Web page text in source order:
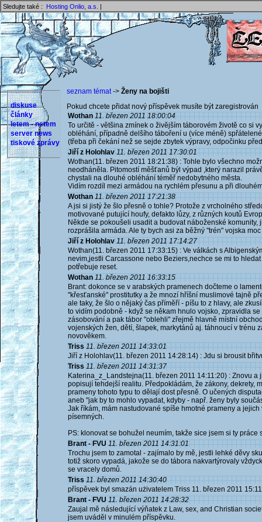
Sledujte také : Hosting Onlio, a.s. |
diskuse
články
letem - netem
server news
tiskové zprávy
seznam témat-> Ženy na bojišti
Pokud chcete přidat nový příspěvek musíte být
Wothan 11. březen 2011 18:00:04
To určitě - většina zmínek o živějším táborovém životě co si
obléhání, případně delšího táboření u (více méně)
(třeba při čekání než se sejde zbytek výpravy, odpočinku
Jiří z Holohlav 11. březen 2011 17:30:01
Wothan(11. březen 2011 18:21:38) : Tohle bylo všechno
neodháněla. Pitomostí měšťanů býl výpad ,který narazil
chystali na dlouhé obléhání téměř nedobytného města.
Vidím rozdíl mezi armádou na rychlém přesunu a při
Wothan 11. březen 2011 17:21:38
A jsi si jistý že šlo přesně o tohle? Protože z vrcholného
motivované putující houfy, defakto lůzy, z různých koutů
Někde se pokoušeli usadit a budovat náboženské
rozprášila armáda. Ale ty bych asi za běžný "trén" vojska
Jiří z Holohlav 11. březen 2011 17:14:27
Wothan(11. březen 2011 17:33:15) : Ve válkách s
nevim,jestli Carcassone nebo Beziers,nechce se mi to
potřebuje reset.
Wothan 11. březen 2011 16:33:15
Brant: dokonce se v arabských pramenech dočteme o
"křesťanské" prostitutky a že mnozí hříšní muslimové tajně
ale taky, že šlo o nějaký čas příměří - píšu to z hlavy, ale
to vidím podobně - když se někam hnulo vojsko, zpravidla
zásobování a pak tábor "oblehli" zřejmě hlavně místní
vojenských žen, dětí, šlapek, markytánů aj. táhnoucí v trénu
novověkem.
Triss 11. březen 2011 14:33:01
Jiří z Holohlav(11. březen 2011 14:28:14) : Jdu si brousit
Triss 11. březen 2011 14:31:37
Katerina_z_Landstejna(11. březen 2011 14:11:20) : Znovu
popisují tehdejší realitu. Předpokládám, že zákony, dekrety,
prameny tohoto typu to dělají dost přesně. O učených
aneb "jak by to mohlo vypadat, kdyby - např. ženy byly
Jak říkám, mám nastudované spíše hmotné prameny a
písemných.
PS: klonovat se bohužel neumím, takže sice jsem si ty
Brant - FVU 11. březen 2011 14:31:01
Trochu jsem to zamotal - zajímalo by mě, jestli lehké děvy
totiž skoro vypadá, jakože se do tábora nakvartýrovaly
se vracely domů.
Triss 11. březen 2011 14:30:40
příspěvek byl smazán użivatelem Triss 11. březen 2011
Brant - FVU 11. březen 2011 14:28:32
Zaujal mě následující výňatek z Law, sex, and Christian
jsem uváděl v minulém příspěvku.